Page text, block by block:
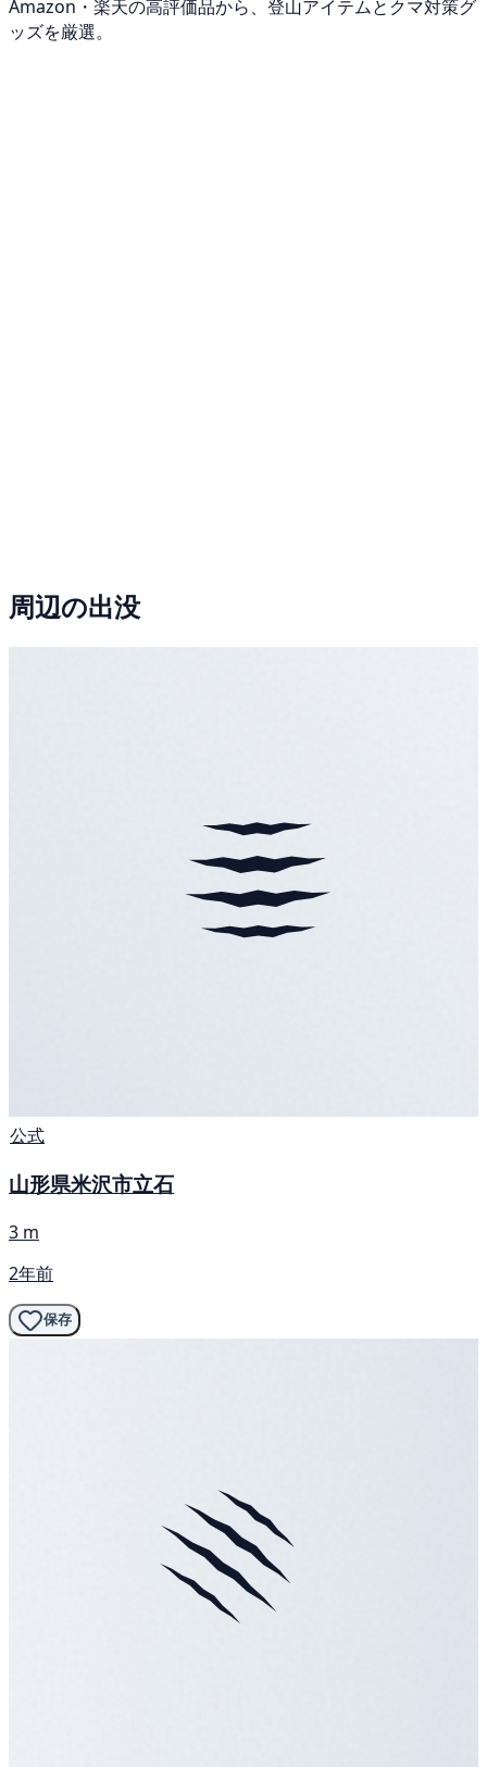
Amazon・楽天の高評価品から、登山アイテムとクマ対策グ
ッズを厳選。
周辺の出没
公式
山形県米沢市立石
3 m
2年前
保存